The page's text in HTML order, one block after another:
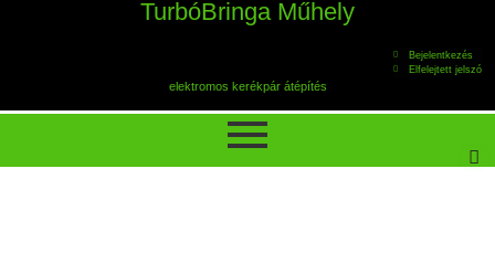
TurbóBringa Műhely
Bejelentkezés
Elfelejtett jelszó
elektromos kerékpár átépítés